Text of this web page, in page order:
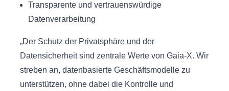
Transparente und vertrauenswürdige
Datenverarbeitung
„Der Schutz der Privatsphäre und der
Datensicherheit sind zentrale Werte von Gaia-X. Wir
streben an, datenbasierte Geschäftsmodelle zu
unterstützen, ohne dabei die Kontrolle und